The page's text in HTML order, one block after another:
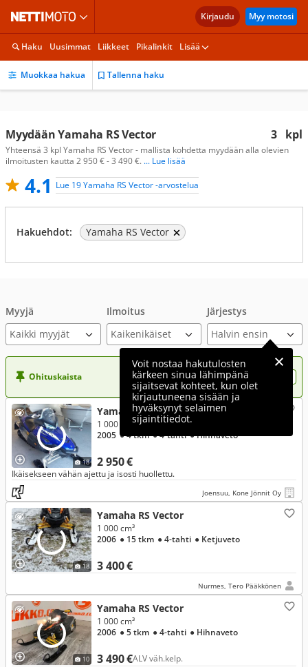
Kirjaudu Myy motosi
Haku Uusimmat Liikkeet Pikalinkit Lisää
Muokkaa hakua Tallenna haku
3 kpl
Myydään Yamaha RS Vector
Yhteensä 3 kpl Yamaha RS Vector - mallista kohdetta myydään alla olevien
ilmoitusten kautta 2 950 € - 3 490 €. ... Lue lisää
4.1 Lue 19 Yamaha RS Vector -arvostelua
Hakuehdot: Yamaha RS Vector
Myyjä
Kaikki myyjät
Ilmoitus Järjestys
Voit nostaa hakutulosten
kärkeen sinua lähimpänä
sijaitsevat kohteet, kun olet
kirjautuneena sisään ja
hyväksynyt selaimen
sijaintitiedot.
Ohituskaista Nosta ilmoituksesi tähän?
18
Yamaha RS Vector
2 950 €
2005 ● 4 tkm● 4-tahti● Hihnaveto
Ikäisekseen vähän ajettu ja isosti huollettu.
Joensuu, Kone Jönnit Oy
18
Yamaha RS Vector
3 400 €
1 000 cm³
2006 ● 15 tkm ● 4-tahti ● Ketjuveto
Nurmes, Tero Pääkkönen
10
Yamaha RS Vector
3 490 €ALV väh.kelp.
1 000 cm³
2006 ● 5 tkm ● 4-tahti ● Hihnaveto